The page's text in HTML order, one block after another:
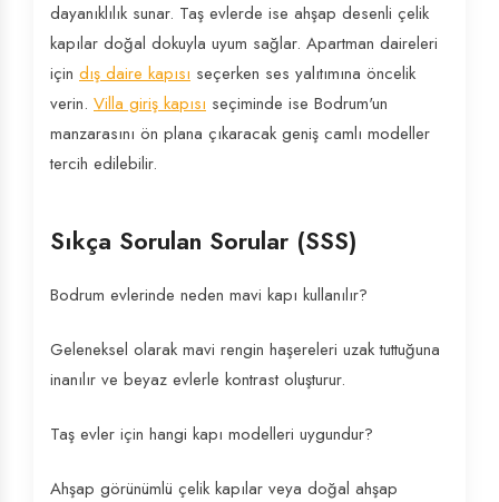
dayanıklılık sunar. Taş evlerde ise ahşap desenli çelik
kapılar doğal dokuyla uyum sağlar. Apartman daireleri
için dış daire kapısı seçerken ses yalıtımına öncelik
verin. Villa giriş kapısı seçiminde ise Bodrum'un
manzarasını ön plana çıkaracak geniş camlı modeller
tercih edilebilir.
Sıkça Sorulan Sorular (SSS)
Bodrum evlerinde neden mavi kapı kullanılır?
Geleneksel olarak mavi rengin haşereleri uzak tuttuğuna
inanılır ve beyaz evlerle kontrast oluşturur.
Taş evler için hangi kapı modelleri uygundur?
Ahşap görünümlü çelik kapılar veya doğal ahşap